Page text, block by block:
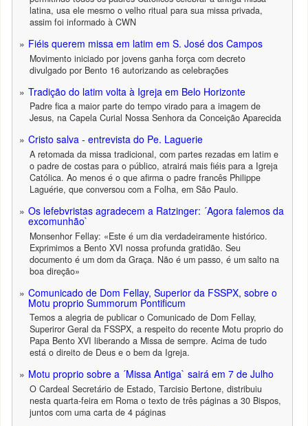
latina, usa ele mesmo o velho ritual para sua missa privada,
assim foi informado à CWN
Fiéis querem missa em latim em S. José dos Campos
Movimento iniciado por jovens ganha força com decreto
divulgado por Bento 16 autorizando as celebrações
Tradição do latim volta à Igreja em Belo Horizonte
Padre fica a maior parte do tempo virado para a imagem de
Jesus, na Capela Curial Nossa Senhora da Conceição Aparecida
Cristo salva - entrevista do Pe. Laguerie
A retomada da missa tradicional, com partes rezadas em latim e
o padre de costas para o público, atrairá mais fiéis para a Igreja
Católica. Ao menos é o que afirma o padre francês Philippe
Laguérie, que conversou com a Folha, em São Paulo.
Os lefebvristas agradecem a Ratzinger: ´Agora falemos da
excomunhão`
Monsenhor Fellay: «Este é um dia verdadeiramente histórico.
Exprimimos a Bento XVI nossa profunda gratidão. Seu
documento é um dom da Graça. Não é um passo, é um salto na
boa direção»
Comunicado de Dom Fellay, Superior da FSSPX, sobre o
Motu proprio Summorum Pontificum
Temos a alegria de publicar o Comunicado de Dom Fellay,
Superiror Geral da FSSPX, a respeito do recente Motu proprio do
Papa Bento XVI liberando a Missa de sempre. Acima de tudo
está o direito de Deus e o bem da Igreja.
Motu proprio sobre a ´Missa Antiga` sairá em 7 de Julho
O Cardeal Secretário de Estado, Tarcisio Bertone, distribuiu
nesta quarta-feira em Roma o texto de três páginas a 30 Bispos,
juntos com uma carta de 4 páginas